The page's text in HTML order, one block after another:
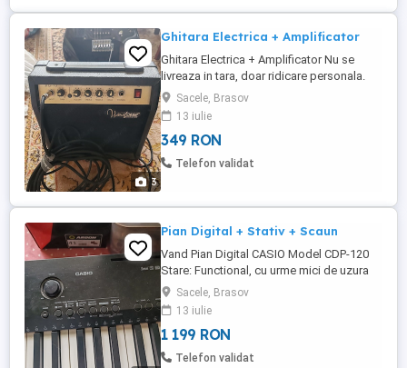
3
Ghitara Electrica + Amplificator
Ghitara Electrica + Amplificator Nu se
livreaza in tara, doar ridicare personala.
Sacele, Brasov
13 iulie
349 RON
Telefon validat
Pian Digital + Stativ + Scaun
Vand Pian Digital CASIO Model CDP-120
Stare: Functional, cu urme mici de uzura
Se vinde la pachet complet cu Stativ si
Scaun. NU se livreaza in tara, doar ridicare
personala.
Sacele, Brasov
13 iulie
1 199 RON
Telefon validat